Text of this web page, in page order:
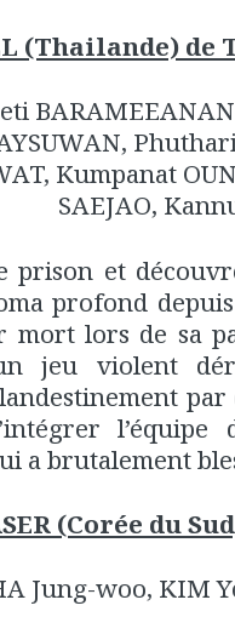
(Thailande) de
Kumpanat
SAEJAO,
prison et
profond
mort lors de sa
jeu violent
a brutalement
(Corée du
Jung-woo, KIM